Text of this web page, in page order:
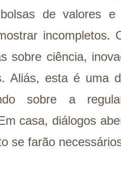
de valores e
incompletos.
sobre ciência,
Aliás, esta é uma
sobre a
casa, diálogos
se farão